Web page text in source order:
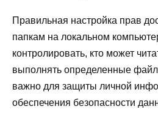
Правильная настройка прав
папкам на локальном
контролировать, кто может
выполнять определенные
важно для защиты личной
обеспечения безопасности